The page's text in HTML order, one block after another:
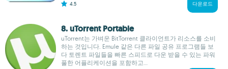
4.5 다운로드
8. uTorrent Portable
uTorrent는 가벼운 BitTorrent 클라이언트가 리소스를 소비
하는 것입니다. Emule 같은 다른 파일 공유 프로그램들 보
다 토렌트 파일들을 빠른 스피드로 다운 받을 수 있는 파워
풀한 어플리케이션을 포함하고...